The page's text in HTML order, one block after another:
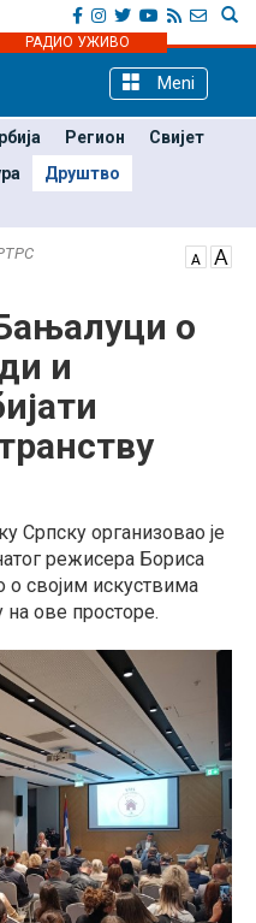
РАДИО УЖИВО
Meni
Регион
Свијет
Друштво
о
и
Српску организовао је
режисера Бориса
о својим искуствима
ове просторе.